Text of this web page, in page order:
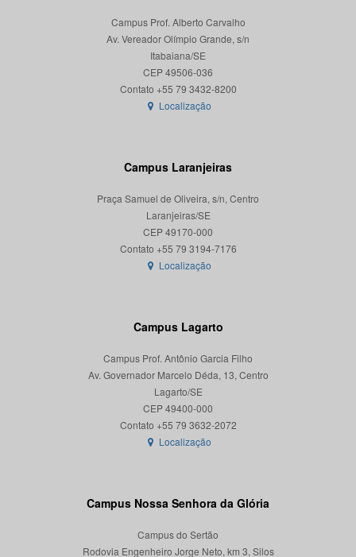
Campus Prof. Alberto Carvalho
Av. Vereador Olímpio Grande, s/n
Itabaiana/SE
CEP 49506-036
Localização
Campus Laranjeiras
Praça Samuel de Oliveira, s/n, Centro
Laranjeiras/SE
CEP 49170-000
Localização
Campus Lagarto
Campus Prof. Antônio Garcia Filho
Av. Governador Marcelo Déda, 13, Centro
Lagarto/SE
CEP 49400-000
Localização
Campus Nossa Senhora da Glória
Campus do Sertão
Rodovia Engenheiro Jorge Neto, km 3, Silos